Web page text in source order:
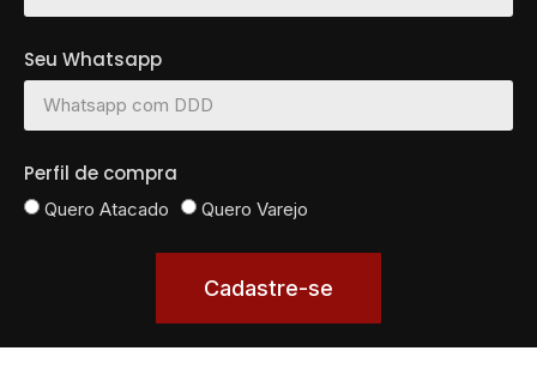
Seu Whatsapp
Perfil de compra
Quero Atacado Quero Varejo
Cadastre-se